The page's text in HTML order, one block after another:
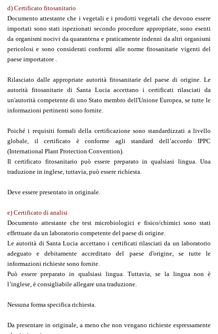
d) Certificato fitosanitario
Documento attestante che i vegetali e i prodotti vegetali che devono essere
importati sono stati ispezionati secondo procedure appropriate, sono esenti
da organismi nocivi da quarantena e praticamente indenni da altri organismi
pericolosi e sono considerati conformi alle norme fitosanitarie vigenti del
paese importatore .
Rilasciato dalle appropriate autorità fitosanitarie del paese di origine. Le
autorità fitosanitarie di Santa Lucia accettano i certificati rilasciati da
un'autorità competente di uno Stato membro dell'Unione Europea, se tutte le
informazioni pertinenti sono fornite.
Poiché i requisiti formali della certificazione sono standardizzati a livello
globale, il certificato è conforme agli standard dell’accordo IPPC
(International Plant Protection Convention).
Il certificato fitosanitario può essere preparato in qualsiasi lingua. Una
traduzione in inglese, tuttavia, può essere richiesta.
Deve essere presentato in originale.
e) Certificato di analisi
Documento attestante che test microbiologici e fisico/chimici sono stati
effettuate da un laboratorio competente del paese di origine.
Le autorità di Santa Lucia accettano i certificati rilasciati da un laboratorio
adeguato e debitamente accreditato del paese d'origine, se tutte le
informazioni richieste sono fornite.
Può essere preparato in qualsiasi lingua. Tuttavia, se la lingua non è
l’inglese, è consigliabile allegare una traduzione.
Nessuna forma specifica richiesta.
Da presentare in originale, a meno che non vengano richieste espressamente